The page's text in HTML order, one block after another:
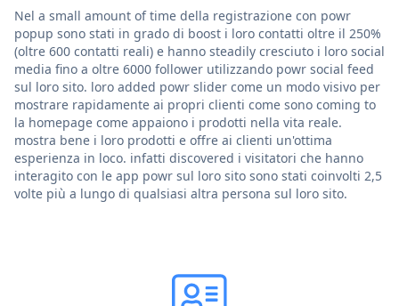
Nel a small amount of time della registrazione con powr
popup sono stati in grado di boost i loro contatti oltre il 250%
(oltre 600 contatti reali) e hanno steadily cresciuto i loro social
media fino a oltre 6000 follower utilizzando powr social feed
sul loro sito. loro added powr slider come un modo visivo per
mostrare rapidamente ai propri clienti come sono coming to
la homepage come appaiono i prodotti nella vita reale.
mostra bene i loro prodotti e offre ai clienti un'ottima
esperienza in loco. infatti discovered i visitatori che hanno
interagito con le app powr sul loro sito sono stati coinvolti 2,5
volte più a lungo di qualsiasi altra persona sul loro sito.